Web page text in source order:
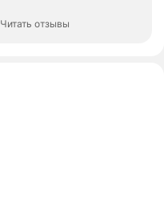
Читать отзывы